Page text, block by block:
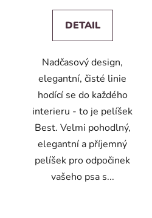
DETAIL
Nadčasový design,
elegantní, čisté linie
hodící se do každého
interieru - to je pelíšek
Best. Velmi pohodlný,
elegantní a příjemný
pelíšek pro odpočinek
vašeho psa s...